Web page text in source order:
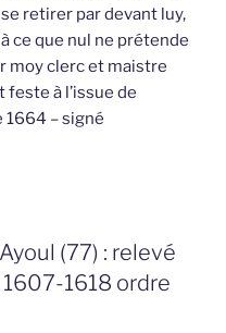
retirer par devant luy,
ce que nul ne prétende
moy clerc et maistre
feste à l’issue de
1664 – signé
(77) : relevé
1618 ordre